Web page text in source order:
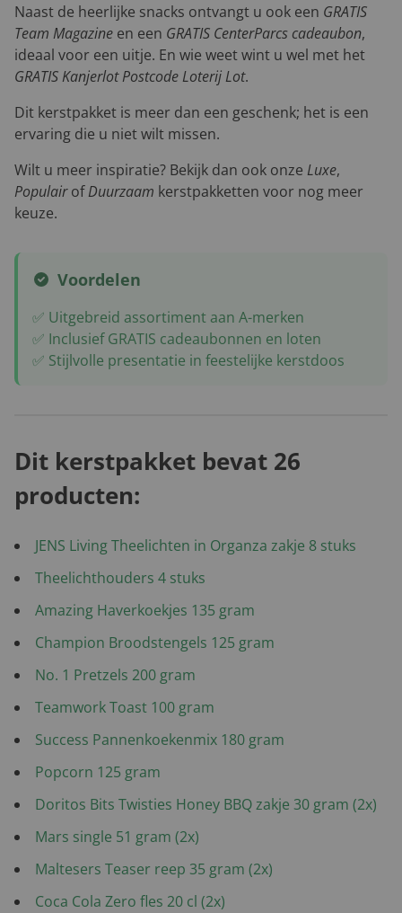
Naast de heerlijke snacks ontvangt u ook een GRATIS
Team Magazine en een GRATIS CenterParcs cadeaubon,
ideaal voor een uitje. En wie weet wint u wel met het
GRATIS Kanjerlot Postcode Loterij Lot.
Dit kerstpakket is meer dan een geschenk; het is een
ervaring die u niet wilt missen.
Wilt u meer inspiratie? Bekijk dan ook onze Luxe,
PopulairofDuurzaam kerstpakketten voor nog meer
keuze.
Voordelen
✅ Uitgebreid assortiment aan A-merken
✅ Inclusief GRATIS cadeaubonnen en loten
✅ Stijlvolle presentatie in feestelijke kerstdoos
Dit kerstpakket bevat 26
producten:
JENS Living Theelichten in Organza zakje 8 stuks
Theelichthouders 4 stuks
Amazing Haverkoekjes 135 gram
Champion Broodstengels 125 gram
No. 1 Pretzels 200 gram
Teamwork Toast 100 gram
Success Pannenkoekenmix 180 gram
Popcorn 125 gram
Doritos Bits Twisties Honey BBQ zakje 30 gram (2x)
Mars single 51 gram (2x)
Maltesers Teaser reep 35 gram (2x)
Coca Cola Zero fles 20 cl (2x)